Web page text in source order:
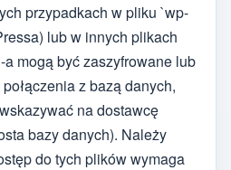
przypadkach w pliku `wp-
lub w innych plikach
mogą być zaszyfrowane lub
z bazą danych,
na dostawcę
bazy danych). Należy
do tych plików wymaga